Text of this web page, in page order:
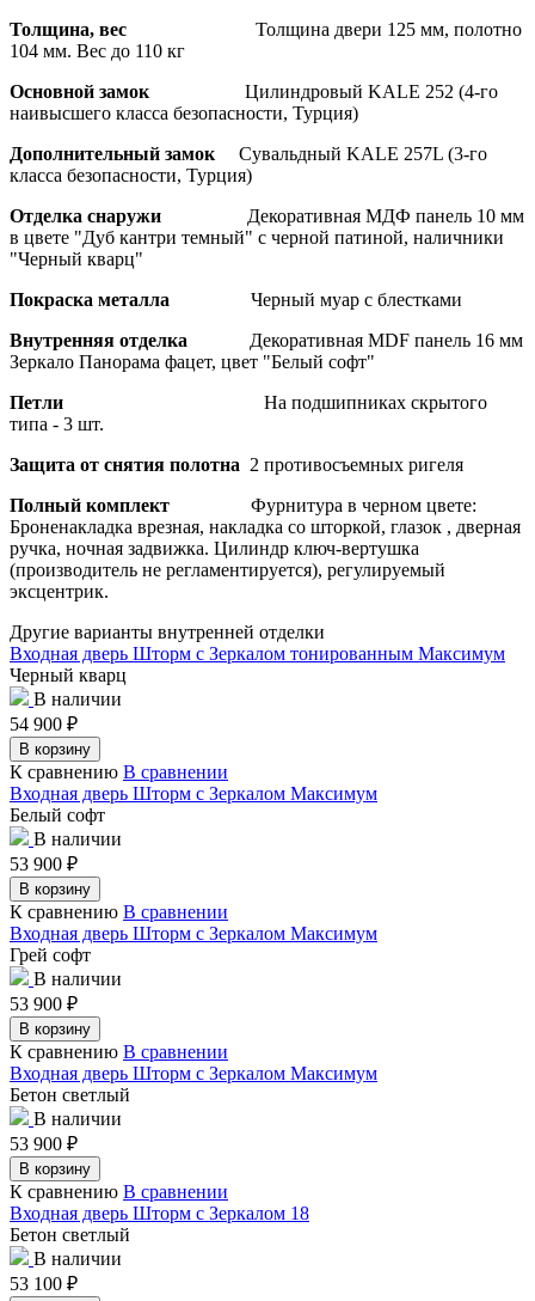
Толщина, вес Толщина двери 125 мм, полотно
104 мм. Вес до 110 кг
Основной замок Цилиндровый KALE 252 (4-го
наивысшего класса безопасности, Турция)
Дополнительный замок Сувальдный KALE 257L (3-го
класса безопасности, Турция)
Отделка снаружи Декоративная МДФ панель 10 мм
в цвете "Дуб кантри темный" с черной патиной, наличники
"Черный кварц"
Покраска металла Черный муар с блестками
Внутренняя отделка Декоративная MDF панель 16 мм
Зеркало Панорама фацет, цвет "Белый софт"
Петли На подшипниках скрытого
типа - 3 шт.
Защита от снятия полотна 2 противосъемных ригеля
Полный комплект Фурнитура в черном цвете:
Броненакладка врезная, накладка со шторкой, глазок , дверная
ручка, ночная задвижка. Цилиндр ключ-вертушка
(производитель не регламентируется), регулируемый
эксцентрик.
Другие варианты внутренней отделки
Входная дверь Шторм с Зеркалом тонированным Максимум
Черный кварц
В наличии
54 900 ₽
В корзину
К сравнению В сравнении
Входная дверь Шторм с Зеркалом Максимум
Белый софт
В наличии
53 900 ₽
В корзину
К сравнению В сравнении
Входная дверь Шторм с Зеркалом Максимум
Грей софт
В наличии
53 900 ₽
В корзину
К сравнению В сравнении
Входная дверь Шторм с Зеркалом Максимум
Бетон светлый
В наличии
53 900 ₽
В корзину
К сравнению В сравнении
Входная дверь Шторм с Зеркалом 18
Бетон светлый
В наличии
53 100 ₽